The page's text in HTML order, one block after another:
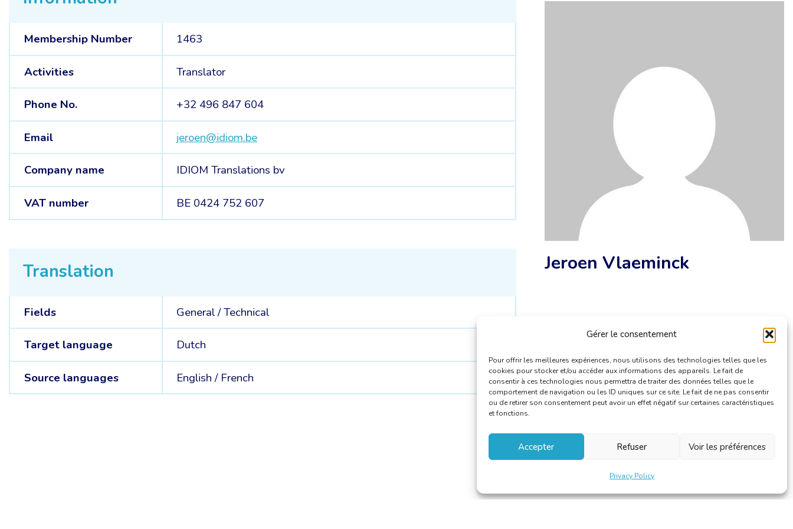
Gérer le consentement
Pour offrir les meilleures expériences, nous utilisons des technologies telles que les
cookies pour stocker et/ou accéder aux informations des appareils. Le fait de
consentir à ces technologies nous permettra de traiter des données telles que le
comportement de navigation ou les ID uniques sur ce site. Le fait de ne pas consentir
ou de retirer son consentement peut avoir un effet négatif sur certaines caractéristiques
et fonctions.
Accepter Refuser Voir les préférences
Privacy Policy
Membership Number 1463
Activities Translator
Phone No. +32 496 847 604
Email jeroen@idiom.be
Company name IDIOM Translations bv
VAT number BE 0424 752 607
Translation
Fields General /Technical
Target language Dutch
Source languages English / French
Jeroen Vlaeminck